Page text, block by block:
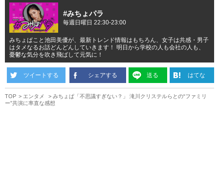
#みちょパラ
毎週日曜日 22:30-23:00
みちょぱこと池田美優が、最新トレンド情報はもちろん、女子は共感・男子
はタメなるお話どんどんしていきます！ 明日から学校の人も会社の人も、
憂鬱な気分を吹き飛ばして元気に！
ツイートする シェアする 送る はてな
TOP エンタメ
みちょぱ「不思議すぎない？」 滝川クリステルらとの“ファミリ
ー”共演に率直な感想